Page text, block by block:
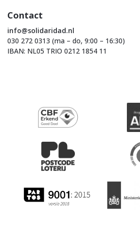
Contact
info@solidaridad.nl
030 272 0313 (ma – do, 9:00 – 16:30)
IBAN: NL05 TRIO 0212 1854 11